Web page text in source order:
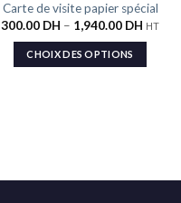
Carte de visite papier spécial
300.00 DH – 1,940.00 DH HT
CHOIX DES OPTIONS